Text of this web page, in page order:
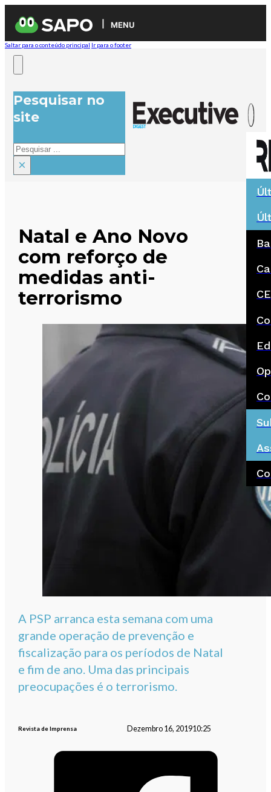
MENU
Saltar para o conteúdo principal Ir para o footer
Pesquisar no
site
Pesquisar
×
Natal e Ano Novo
com reforço de
medidas anti-
terrorismo
A PSP arranca esta semana com uma
grande operação de prevenção e
fiscalização para os períodos de Natal
e fim de ano. Uma das principais
preocupações é o terrorismo.
Revista de Imprensa Dezembro 16, 201910:25